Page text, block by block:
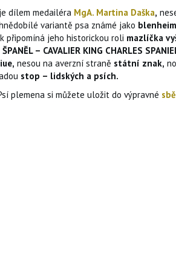
dílem medailéra MgA. Martina Daška,
variantě psa známé jako
připomíná jeho historickou roli mazlíčka
– CAVALIER KING CHARLES
nesou na averzní straně státní znak,
stop – lidských a psích.
plemena si můžete uložit do výpravné